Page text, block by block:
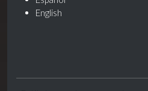
English